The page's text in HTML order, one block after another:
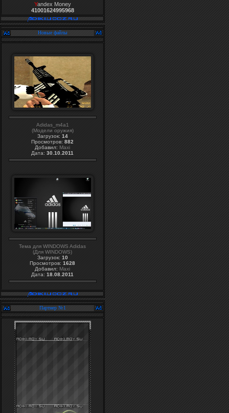
Yandex Money
41001624995968
Новые файлы
Adidas_m4a1
(Модели оружия)
Загрузок: 14
Просмотров: 882
Добавил: Maxi
Дата: 30.10.2011
Тема для WINDOWS Adidas
(Для WINDOWS)
Загрузок: 10
Просмотров: 1628
Добавил: Maxi
Дата: 18.08.2011
Партнер №1